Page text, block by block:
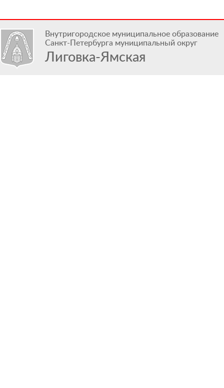
Внутригородское муниципальное образование
Санкт-Петербурга муниципальный округ
Лиговка-Ямская